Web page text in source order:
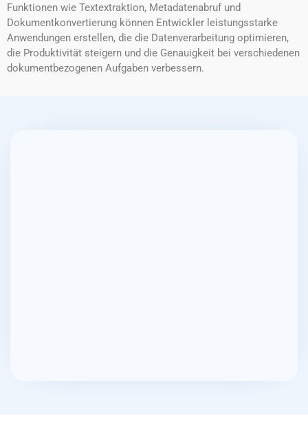
Funktionen wie Textextraktion, Metadatenabruf und
Dokumentkonvertierung können Entwickler leistungsstarke
Anwendungen erstellen, die die Datenverarbeitung optimieren,
die Produktivität steigern und die Genauigkeit bei verschiedenen
dokumentbezogenen Aufgaben verbessern.